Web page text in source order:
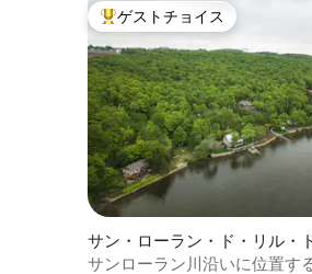
大好評のゲストチョイスです。
ゲストチョイス
サン・ローラン・ド・リル・
レアンの別荘
サンローラン川沿いに位置す